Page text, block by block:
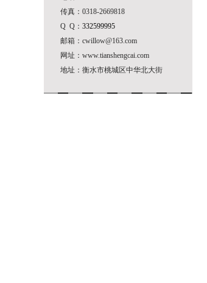
传真：0318-2669818
Q Q： 332599995
邮箱：cwillow@163.com
网址：www.tianshengcai.com
地址：衡水市桃城区中华北大街